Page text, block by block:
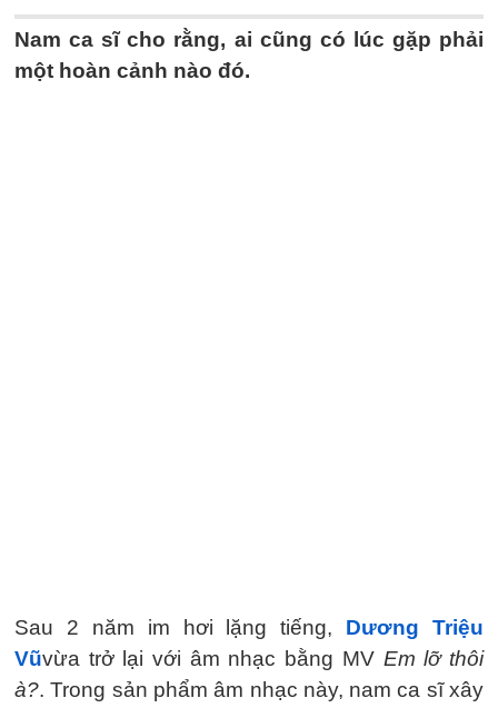
Nam ca sĩ cho rằng, ai cũng có lúc gặp phải
một hoàn cảnh nào đó.
Sau 2 năm im hơi lặng tiếng, Dương Triệu
Vũvừa trở lại với âm nhạc bằng MV Em lỡ thôi
à?. Trong sản phẩm âm nhạc này, nam ca sĩ xây